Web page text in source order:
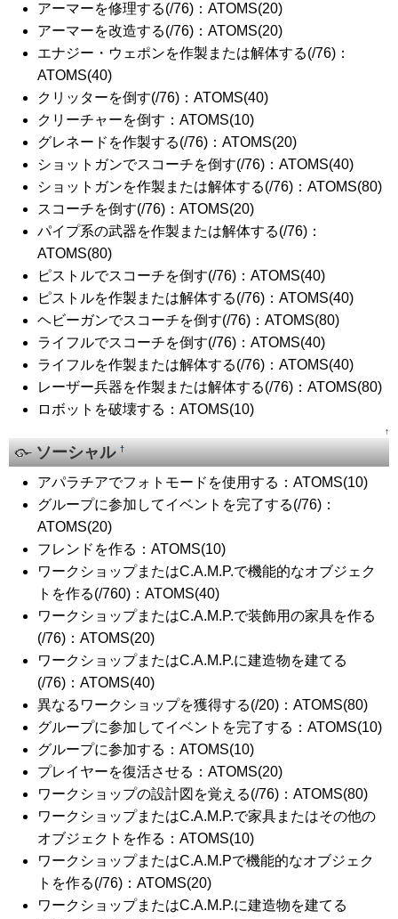
アーマーを修理する(/76)：ATOMS(20)
アーマーを改造する(/76)：ATOMS(20)
エナジー・ウェポンを作製または解体する(/76)：
ATOMS(40)
クリッターを倒す(/76)：ATOMS(40)
クリーチャーを倒す：ATOMS(10)
グレネードを作製する(/76)：ATOMS(20)
ショットガンでスコーチを倒す(/76)：ATOMS(40)
ショットガンを作製または解体する(/76)：ATOMS(80)
スコーチを倒す(/76)：ATOMS(20)
パイプ系の武器を作製または解体する(/76)：
ATOMS(80)
ピストルでスコーチを倒す(/76)：ATOMS(40)
ピストルを作製または解体する(/76)：ATOMS(40)
ヘビーガンでスコーチを倒す(/76)：ATOMS(80)
ライフルでスコーチを倒す(/76)：ATOMS(40)
ライフルを作製または解体する(/76)：ATOMS(40)
レーザー兵器を作製または解体する(/76)：ATOMS(80)
ロボットを破壊する：ATOMS(10)
↑
ソーシャル†
アパラチアでフォトモードを使用する：ATOMS(10)
グループに参加してイベントを完了する(/76)：
ATOMS(20)
フレンドを作る：ATOMS(10)
ワークショップまたはC.A.M.P.で機能的なオブジェク
トを作る(/760)：ATOMS(40)
ワークショップまたはC.A.M.P.で装飾用の家具を作る
(/76)：ATOMS(20)
ワークショップまたはC.A.M.P.に建造物を建てる
(/76)：ATOMS(40)
異なるワークショップを獲得する(/20)：ATOMS(80)
グループに参加してイベントを完了する：ATOMS(10)
グループに参加する：ATOMS(10)
プレイヤーを復活させる：ATOMS(20)
ワークショップの設計図を覚える(/76)：ATOMS(80)
ワークショップまたはC.A.M.P.で家具またはその他の
オブジェクトを作る：ATOMS(10)
ワークショップまたはC.A.M.Pで機能的なオブジェク
トを作る(/76)：ATOMS(20)
ワークショップまたはC.A.M.P.に建造物を建てる